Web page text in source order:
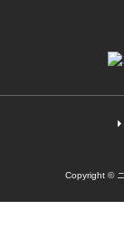
Copyright ©